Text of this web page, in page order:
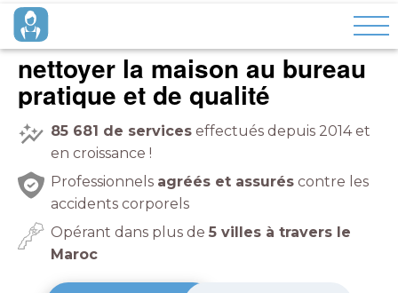
nettoyer la maison
pratique et de qualité
85 681 de services effectués depuis 2014 et
en croissance !
Professionnels agréés et assurés contre les
accidents corporels
Opérant dans plus de 5 villes à travers le
Maroc